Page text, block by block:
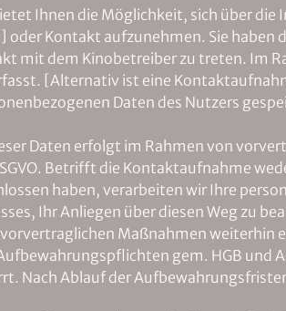
Ihnen die Möglichkeit, sich über
oder Kontakt aufzunehmen. Sie
mit dem Kinobetreiber zu treten. Im
[Alternativ ist eine
Daten des Nutzers
Daten erfolgt im Rahmen von
Betrifft die Kontaktaufnahme
haben, verarbeiten wir Ihre
Ihr Anliegen über diesen Weg zu
Maßnahmen weiterhin
gem. HGB und
Nach Ablauf der